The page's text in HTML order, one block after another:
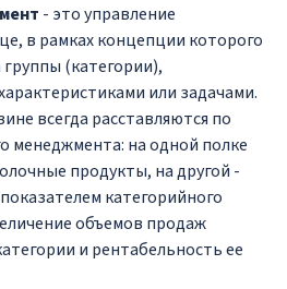
- это управление
в рамках концепции которого
(категории),
или задачами.
всегда расставляются по
менеджмента: на одной полке
продукты, на другой -
категорийного
объемов продаж
и рентабельность ее